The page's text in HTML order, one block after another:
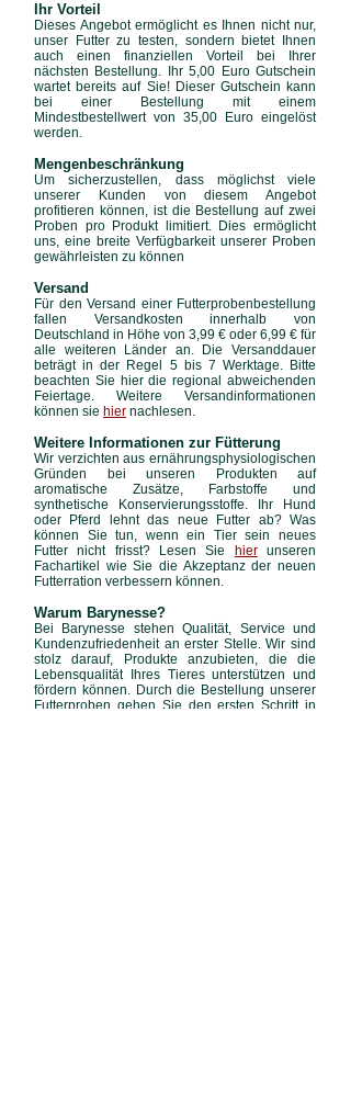
Ihr Vorteil
Dieses Angebot ermöglicht es Ihnen nicht nur,
unser Futter zu testen, sondern bietet Ihnen
auch einen finanziellen Vorteil bei Ihrer
nächsten Bestellung. Ihr 5,00 Euro Gutschein
wartet bereits auf Sie! Dieser Gutschein kann
bei einer Bestellung mit einem
Mindestbestellwert von 35,00 Euro eingelöst
werden.
Mengenbeschränkung
Um sicherzustellen, dass möglichst viele
unserer Kunden von diesem Angebot
profitieren können, ist die Bestellung auf zwei
Proben pro Produkt limitiert. Dies ermöglicht
uns, eine breite Verfügbarkeit unserer Proben
gewährleisten zu können
Versand
Für den Versand einer Futterprobenbestellung
fallen Versandkosten innerhalb von
Deutschland in Höhe von 3,99 € oder 6,99 € für
alle weiteren Länder an.
Die Versanddauer
beträgt in der Regel 5 bis 7 Werktage. Bitte
beachten Sie hier die regional abweichenden
Feiertage. Weitere Versandinformationen
können sie hier nachlesen.
Weitere Informationen zur Fütterung
Wir verzichten aus ernährungsphysiologischen
Gründen bei unseren Produkten auf
aromatische Zusätze, Farbstoffe und
synthetische Konservierungsstoffe. Ihr Hund
oder Pferd lehnt das neue Futter ab? Was
können Sie tun, wenn ein Tier sein neues
Futter nicht frisst? Lesen Sie hier unseren
Fachartikel wie Sie die Akzeptanz der neuen
Futterration verbessern können.
Warum Barynesse?
Bei Barynesse stehenQualität, Service und
Kundenzufriedenheit an erster Stelle. Wir sind
stolz darauf, Produkte anzubieten, die die
Lebensqualität Ihres Tieres unterstützen und
fördern können. Durch die Bestellung unserer
Futterproben gehen Sie den ersten Schritt in